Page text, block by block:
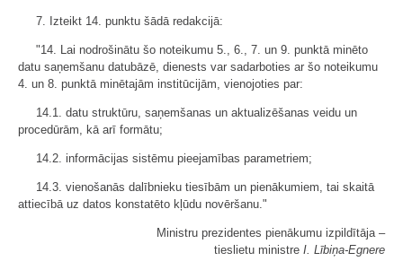
7. Izteikt 14. punktu šādā redakcijā:
"14. Lai nodrošinātu šo noteikumu 5., 6., 7. un 9. punktā minēto
datu saņemšanu datubāzē, dienests var sadarboties ar šo noteikumu
4. un 8. punktā minētajām institūcijām, vienojoties par:
14.1. datu struktūru, saņemšanas un aktualizēšanas veidu un
procedūrām, kā arī formātu;
14.2. informācijas sistēmu pieejamības parametriem;
14.3. vienošanās dalībnieku tiesībām un pienākumiem, tai skaitā
attiecībā uz datos konstatēto kļūdu novēršanu."
Ministru prezidentes pienākumu izpildītāja ‒
tieslietu ministre I. Lībiņa-Egnere